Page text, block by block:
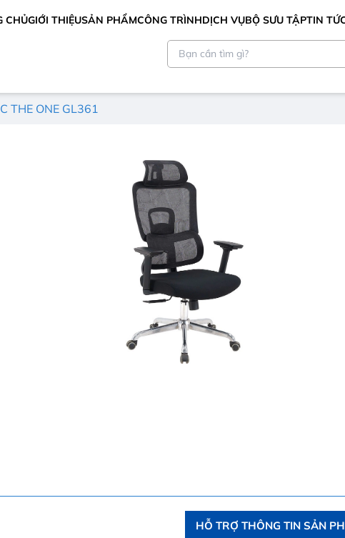
CHỦGIỚI THIỆUSẢN PHẨMCÔNG TRÌNHDỊCH VỤBỘ SƯU TẬPTIN
THE ONE GL361
HỖ TRỢ THÔNG TIN SẢN